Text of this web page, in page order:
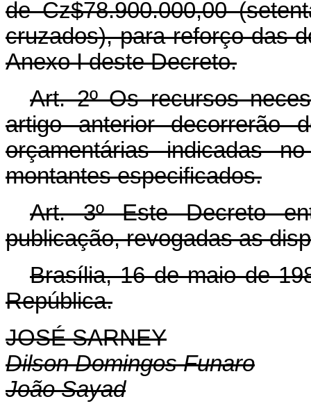
de Cz$78.900.000,00
cruzados), para reforço das
Anexo I deste Decreto.
Art. 2º Os recursos
artigo anterior decorrerão
orçamentárias indicadas
montantes especificados.
Art. 3º Este Decreto
publicação, revogadas as
Brasília, 16 de maio de
República.
JOSÉ SARNEY
Dilson Domingos Funaro
João Sayad